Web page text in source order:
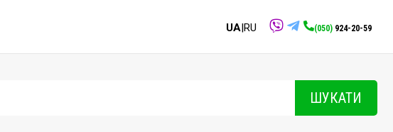
UA|RU (050) 924-20-59
ШУКАТИ